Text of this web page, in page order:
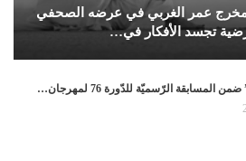
عمر الغربي في عرضه الصحفي
تجسد الأفكار في…
الرّسميّة للدّورة 76 لمهرجان…